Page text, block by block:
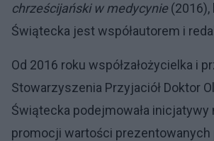
chrześcijański w medycynie
Świątecka jest współautorem i
Od 2016 roku współzałożycielka i
Stowarzyszenia Przyjaciół Doktor
Świątecka podejmowała inicjatywy
promocji wartości prezentowanych